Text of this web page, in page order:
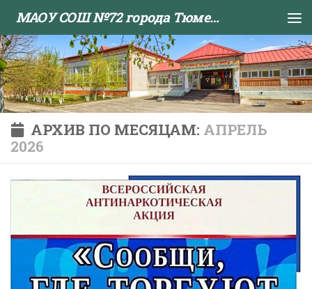
Skip to content МАОУ СОШ №72 города Тюмени
АРХИВ ПО МЕСЯЦАМ: АПРЕЛЬ
2026